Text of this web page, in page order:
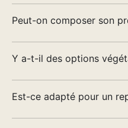
Peut-on composer son
Y a-t-il des options
Est-ce adapté pour un